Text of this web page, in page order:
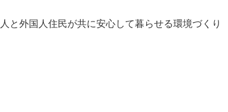
外国人住民が共に安心して暮らせる環境づくり